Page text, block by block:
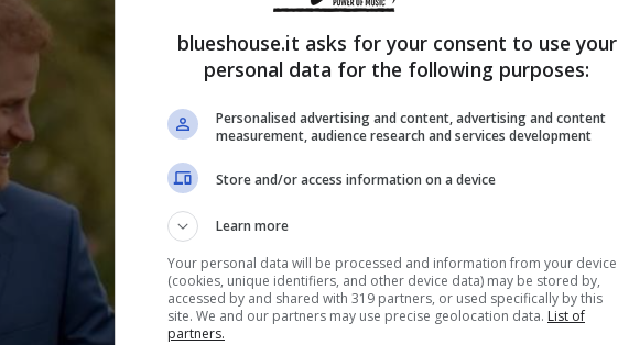
blueshouse.it asks for your consent to use your
personal data for the following purposes:
Personalised advertising and content, advertising and content
measurement, audience research and services development
Store and/or access information on a device
Learn more
Your personal data will be processed and information from your device
(cookies, unique identifiers, and other device data) may be stored by,
accessed by and shared with 319 partners, or used specifically by this
site. We and our partners may use precise geolocation data. List of
partners.